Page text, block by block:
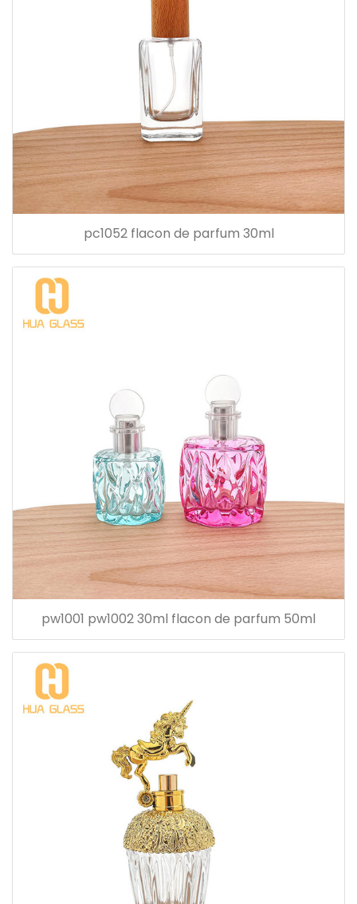
pc1052 flacon de parfum 30ml
pw1001 pw1002 30ml flacon de parfum 50ml